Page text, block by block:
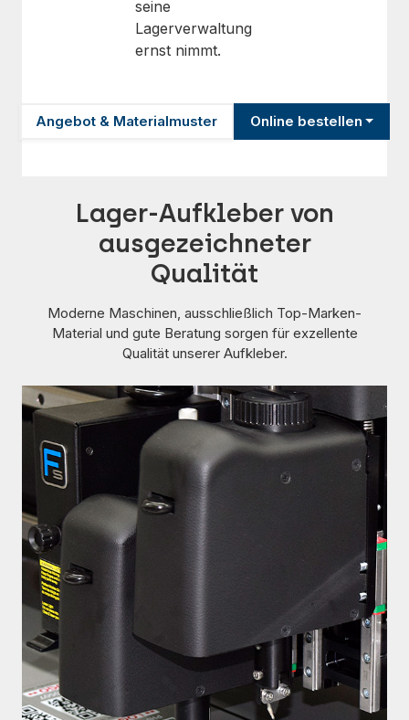
seine
Lagerverwaltung
ernst nimmt.
Angebot & Materialmuster Online bestellen
Lager-Aufkleber von
ausgezeichneter
Qualität
Moderne Maschinen, ausschließlich Top-Marken-
Material und gute Beratung sorgen für exzellente
Qualität unserer Aufkleber.